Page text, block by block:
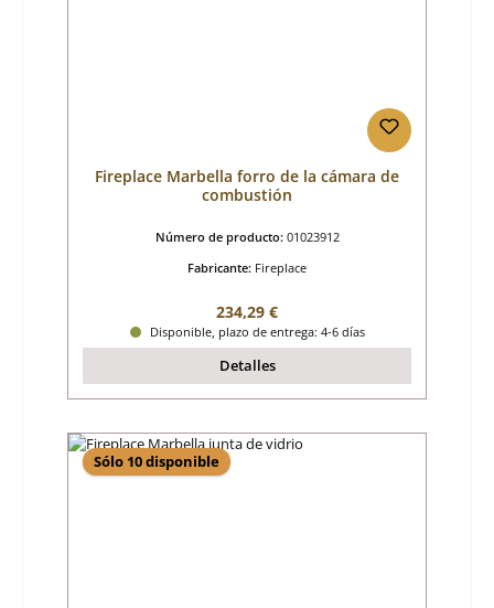
Fireplace Marbella forro de la cámara de
combustión
Número de producto: 01023912
Fabricante: Fireplace
Precio normal:
234,29 €
Disponible, plazo de entrega: 4-6 días
Detalles
Sólo 10 disponible